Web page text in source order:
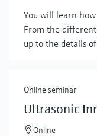
You will learn
From the
up to the details
Online seminar
Ultrasonic
Online